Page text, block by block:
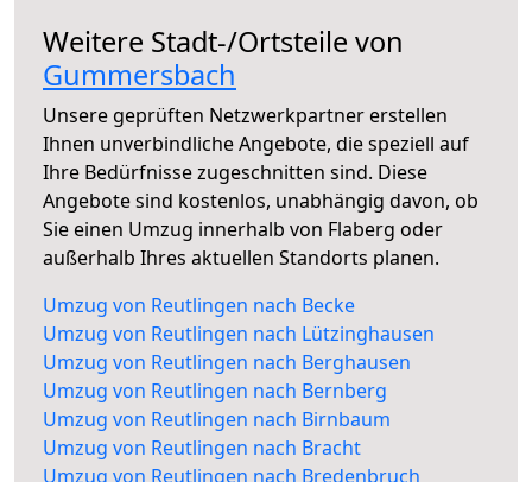
Weitere Stadt-/Ortsteile von
Gummersbach
Unsere geprüften Netzwerkpartner erstellen
Ihnen unverbindliche Angebote, die speziell auf
Ihre Bedürfnisse zugeschnitten sind. Diese
Angebote sind kostenlos, unabhängig davon, ob
Sie einen Umzug innerhalb von Flaberg oder
außerhalb Ihres aktuellen Standorts planen.
Umzug von Reutlingen nach Becke
Umzug von Reutlingen nach Lützinghausen
Umzug von Reutlingen nach Berghausen
Umzug von Reutlingen nach Bernberg
Umzug von Reutlingen nach Birnbaum
Umzug von Reutlingen nach Bracht
Umzug von Reutlingen nach Bredenbruch